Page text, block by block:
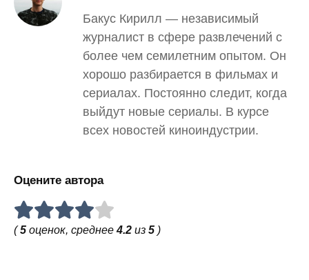
Бакус Кирилл — независимый
журналист в сфере развлечений с
более чем семилетним опытом. Он
хорошо разбирается в фильмах и
сериалах. Постоянно следит, когда
выйдут новые сериалы. В курсе
всех новостей киноиндустрии.
Оцените автора
(5 оценок, среднее4.2 из 5 )